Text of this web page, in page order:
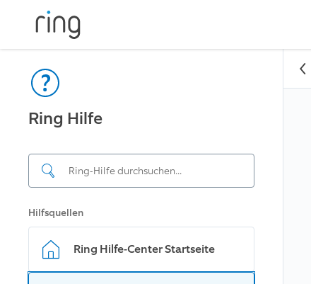
Ring Hilfe
Hilfsquellen
Ring Hilfe-Center Startseite